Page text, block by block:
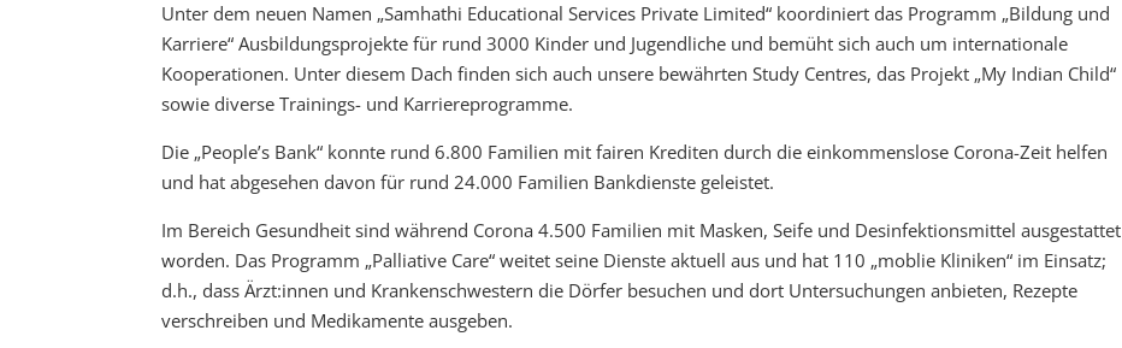
Unter dem neuen Namen „Samhathi Educational Services Private Limited“ koordiniert das Programm „Bildung und
Karriere“ Ausbildungsprojekte für rund 3000 Kinder und Jugendliche und bemüht sich auch um internationale
Kooperationen. Unter diesem Dach finden sich auch unsere bewährten Study Centres, das Projekt „My Indian Child“
sowie diverse Trainings- und Karriereprogramme.
Die „People’s Bank“ konnte rund 6.800 Familien mit fairen Krediten durch die einkommenslose Corona-Zeit helfen
und hat abgesehen davon für rund 24.000 Familien Bankdienste geleistet.
Im Bereich Gesundheit sind während Corona 4.500 Familien mit Masken, Seife und Desinfektionsmittel ausgestattet
worden. Das Programm „Palliative Care“ weitet seine Dienste aktuell aus und hat 110 „moblie Kliniken“ im Einsatz;
d.h., dass Ärzt:innen und Krankenschwestern die Dörfer besuchen und dort Untersuchungen anbieten, Rezepte
verschreiben und Medikamente ausgeben.